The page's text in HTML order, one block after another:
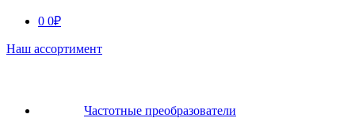
0 0₽
Наш ассортимент
Частотные преобразователи